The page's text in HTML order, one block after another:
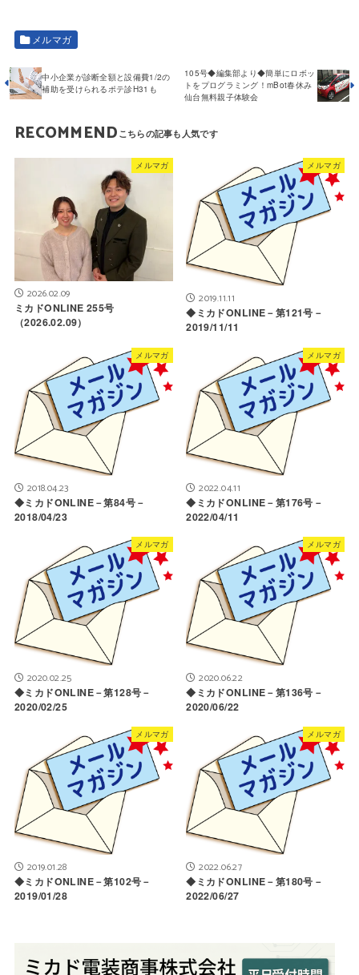
メルマガ
105号◆編集部より◆簡単にロボッ
トをプログラミング！mBot春休み
仙台無料親子体験会
中小企業が診断全額と設備費1/2の
補助を受けられるポテ診H31も
RECOMMEND
メルマガ
2026.02.09
ミカドONLINE 255号
（2026.02.09）
メルマガ
2019.11.11
◆ミカドONLINE－第121号－
2019/11/11
メルマガ
2018.04.23
◆ミカドONLINE－第84号－
2018/04/23
メルマガ
2022.04.11
◆ミカドONLINE－第176号－
2022/04/11
メルマガ
2020.02.25
◆ミカドONLINE－第128号－
2020/02/25
メルマガ
2020.06.22
◆ミカドONLINE－第136号－
2020/06/22
メルマガ
2019.01.28
◆ミカドONLINE－第102号－
2019/01/28
メルマガ
2022.06.27
◆ミカドONLINE－第180号－
2022/06/27